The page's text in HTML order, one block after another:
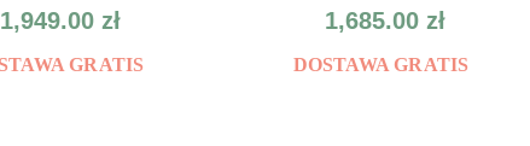
1,949.00 zł
GRATIS
1,685.00 zł
DOSTAWA GRATIS